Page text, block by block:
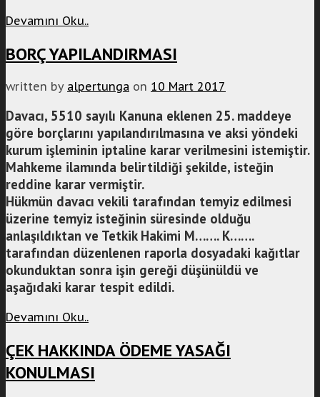
Devamını Oku..
BORÇ YAPILANDIRMASI
written by alpertunga on 10 Mart 2017
Davacı, 5510 sayılı Kanuna eklenen 25. maddeye
göre borçlarını yapılandırılmasına ve aksi yöndeki
kurum işleminin iptaline karar verilmesini istemiştir.
Mahkeme ilamında belirtildiği şekilde, isteğin
reddine karar vermiştir.
Hükmün davacı vekili tarafından temyiz edilmesi
üzerine temyiz isteğinin süresinde olduğu
anlaşıldıktan ve Tetkik Hakimi M……. K…….
tarafından düzenlenen raporla dosyadaki kağıtlar
okunduktan sonra işin gereği düşünüldü ve
aşağıdaki karar tespit edildi.
Devamını Oku..
ÇEK HAKKINDA ÖDEME YASAĞI
KONULMASI